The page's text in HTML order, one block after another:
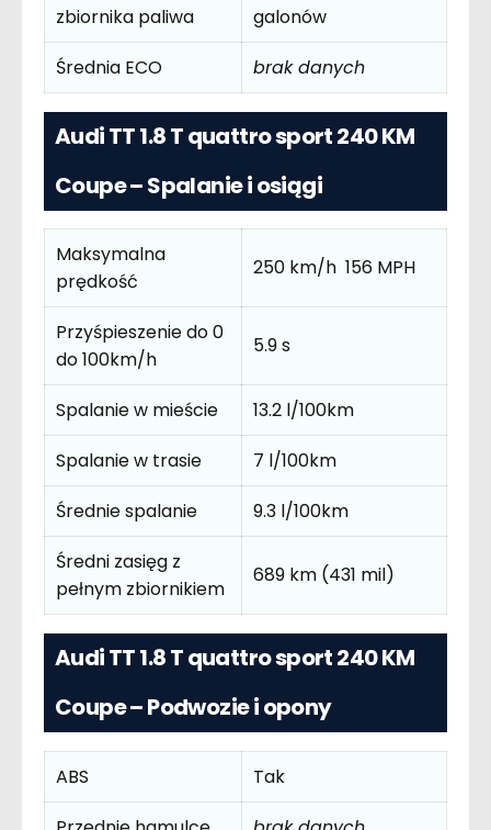
zbiornika paliwa
galonów
Średnia ECO
brak danych
Audi TT 1.8 T quattro sport 240 KM
Coupe – Spalanie i osiągi
Maksymalna
prędkość
250 km/h 156 MPH
Przyśpieszenie do 0
do 100km/h
5.9 s
Spalanie w mieście
13.2 l/100km
Spalanie w trasie
7 l/100km
Średnie spalanie
9.3 l/100km
Średni zasięg z
pełnym zbiornikiem
689 km (431 mil)
Audi TT 1.8 T quattro sport 240 KM
Coupe – Podwozie i opony
ABS
Tak